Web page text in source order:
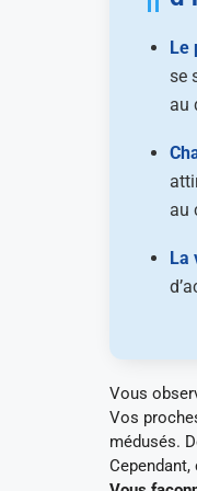
Le
se
au
au
La
Vous
Vos
médusés.